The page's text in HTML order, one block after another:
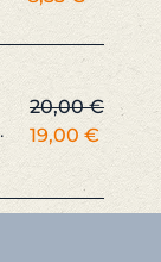
precio
original
9,00 €.
precio
actual
es:
8,55 €.
20,00€
El
original
era:
19,00 €El
precio
actual
es: